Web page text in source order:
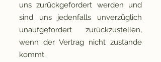
uns zurückgefordert werden und
sind uns jedenfalls unverzüglich
unaufgefordert zurückzustellen,
wenn der Vertrag nicht zustande
kommt.